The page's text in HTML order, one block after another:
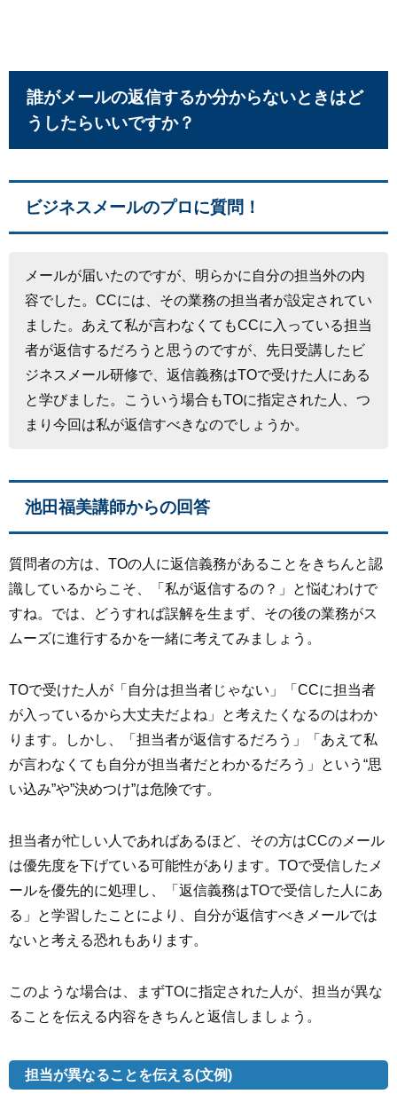
誰がメールの返信するか分からないときはど
うしたらいいですか？
ビジネスメールのプロに質問！
メールが届いたのですが、明らかに自分の担当外の内
容でした。CCには、その業務の担当者が設定されてい
ました。あえて私が言わなくてもCCに入っている担当
者が返信するだろうと思うのですが、先日受講したビ
ジネスメール研修で、返信義務はTOで受けた人にある
と学びました。こういう場合もTOに指定された人、つ
まり今回は私が返信すべきなのでしょうか。
池田福美講師からの回答
質問者の方は、TOの人に返信義務があることをきちんと認
識しているからこそ、「私が返信するの？」と悩むわけで
すね。では、どうすれば誤解を生まず、その後の業務がス
ムーズに進行するかを一緒に考えてみましょう。
TOで受けた人が「自分は担当者じゃない」「CCに担当者
が入っているから大丈夫だよね」と考えたくなるのはわか
ります。しかし、「担当者が返信するだろう」「あえて私
が言わなくても自分が担当者だとわかるだろう」という “思
い込み”や”決めつけ”は危険です。
担当者が忙しい人であればあるほど、その方はCCのメール
は優先度を下げている可能性があります。TOで受信したメ
ールを優先的に処理し、「返信義務はTOで受信した人にあ
る」と学習したことにより、自分が返信すべきメールでは
ないと考える恐れもあります。
このような場合は、まずTOに指定された人が、担当が異な
ることを伝える内容をきちんと返信しましょう。
担当が異なることを伝える(文例)